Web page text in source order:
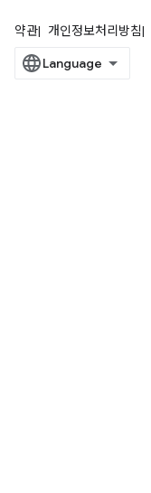
약관 개인정보처리방침